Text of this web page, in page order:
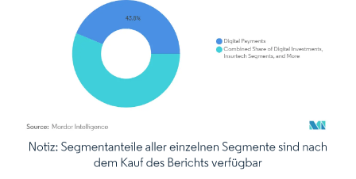
Bild © Mordor Intelligence. Wiederverwendung erfordert Namensnennung